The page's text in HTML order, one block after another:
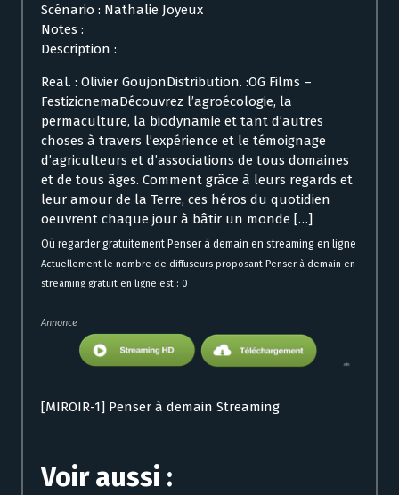
Scénario : Nathalie Joyeux
Notes :
Description :
Real. : Olivier GoujonDistribution. :OG Films –
FestizicnemaDécouvrez l’agroécologie, la
permaculture, la biodynamie et tant d’autres
choses à travers l’expérience et le témoignage
d’agriculteurs et d’associations de tous domaines
et de tous âges. Comment grâce à leurs regards et
leur amour de la Terre, ces héros du quotidien
oeuvrent chaque jour à bâtir un monde […]
Où regarder gratuitement Penser à demain en streaming en ligne
Actuellement le nombre de diffuseurs proposant Penser à demain en
streaming gratuit en ligne est : 0
Annonce
[MIROIR-1] Penser à demain Streaming
Voir aussi :